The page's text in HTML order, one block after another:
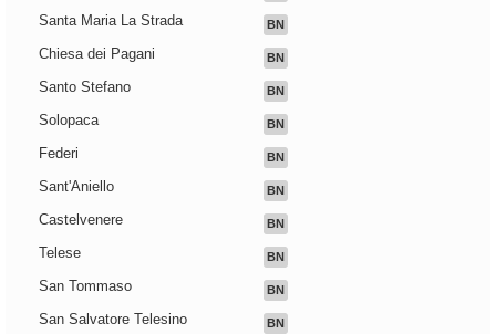
Santa Maria La Strada BN
Chiesa dei Pagani BN
Santo Stefano BN
Solopaca BN
Federi BN
Sant'Aniello BN
Castelvenere BN
Telese BN
San Tommaso BN
San Salvatore Telesino BN